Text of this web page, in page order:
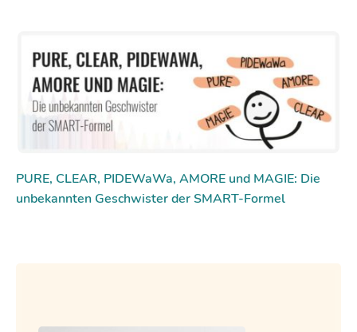
PURE, CLEAR, PIDEWaWa, AMORE und MAGIE: Die
unbekannten Geschwister der SMART-Formel